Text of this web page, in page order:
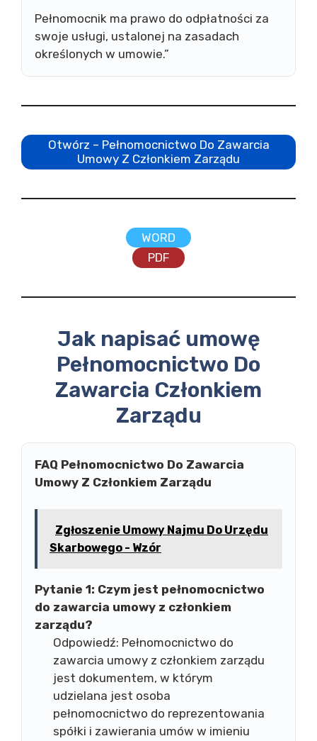
Pełnomocnik ma prawo do odpłatności za
swoje usługi, ustalonej na zasadach
określonych w umowie.”
Otwórz – Pełnomocnictwo Do Zawarcia
Umowy Z Członkiem Zarządu
WORD
PDF
Jak napisać umowę
Pełnomocnictwo Do
Zawarcia Członkiem
Zarządu
FAQ Pełnomocnictwo Do Zawarcia
Umowy Z Członkiem Zarządu
Zgłoszenie Umowy Najmu Do Urzędu
Skarbowego - Wzór
Pytanie 1: Czym jest pełnomocnictwo
do zawarcia umowy z członkiem
zarządu?
Odpowiedź: Pełnomocnictwo do
zawarcia umowy z członkiem zarządu
jest dokumentem, w którym
udzielana jest osoba
pełnomocnictwo do reprezentowania
spółki i zawierania umów w imieniu